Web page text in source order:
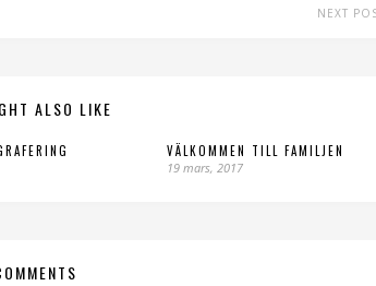
NEXT
ALSO LIKE
VÄLKOMMEN TILL FAMILJEN
19 mars, 2017